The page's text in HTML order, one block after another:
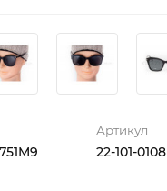
Артикул
22-101-0108